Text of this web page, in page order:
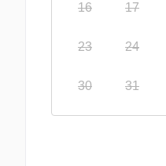
16 17
23 24
30 31